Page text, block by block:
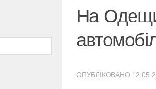
На
ОПУБЛІКОВАНО